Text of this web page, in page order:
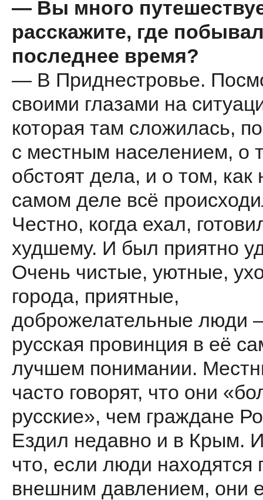
— Вы много
расскажите, где
последнее время?
— В Приднестровье.
своими глазами на
которая там сложилась,
с местным населением, о
обстоят дела, и о том, как
самом деле всё
Честно, когда ехал,
худшему. И был приятно
Очень чистые, уютные,
города, приятные,
доброжелательные люди
русская провинция в её
лучшем понимании.
часто говорят, что они
русские», чем граждане
Ездил недавно и в Крым.
что, если люди находятся
внешним давлением, они